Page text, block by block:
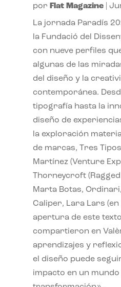
por Flat Magazine|
La jornada Paradís
la Fundació del
con nueve perfiles
algunas de las
del diseño y la
contemporánea.
tipografía hasta la
diseño de
la exploración
de marcas, Tres
Martínez (Venture
Thorneycroft (Ragged
Marta Botas,
Caliper, Lara Lars (en
apertura de este
compartieron en
aprendizajes y
el diseño puede
impacto en un